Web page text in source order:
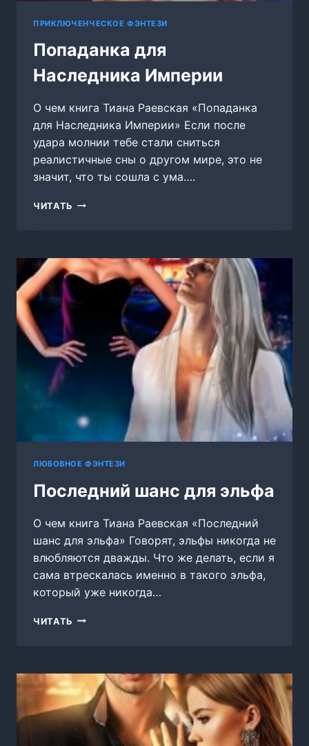
ПРИКЛЮЧЕНЧЕСКОЕ ФЭНТЕЗИ
Попаданка для
Наследника Империи
О чем книга Тиана Раевская «Попаданка
для Наследника Империи» Если после
удара молнии тебе стали сниться
реалистичные сны о другом мире, это не
значит, что ты сошла с ума….
ЧИТАТЬ ПОПАДАНКА
ЛЮБОВНОЕ ФЭНТЕЗИ
Последний шанс для эльфа
О чем книга Тиана Раевская «Последний
шанс для эльфа» Говорят, эльфы никогда не
влюбляются дважды. Что же делать, если я
сама втрескалась именно в такого эльфа,
который уже никогда…
ЧИТАТЬ ПОСЛЕДНИЙ